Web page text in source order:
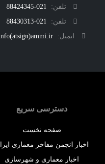
تلفن:
021-88424345
تلفن:
021-88430313
ایمیل:
info(atsign)ammi.ir
دسترسی سریع
صفحه نخست
اخبار انجمن مفاخر معماری ایران
اخبار معماری و شهرسازی